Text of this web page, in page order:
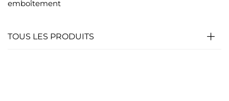
emboîtement
TOUS LES PRODUITS